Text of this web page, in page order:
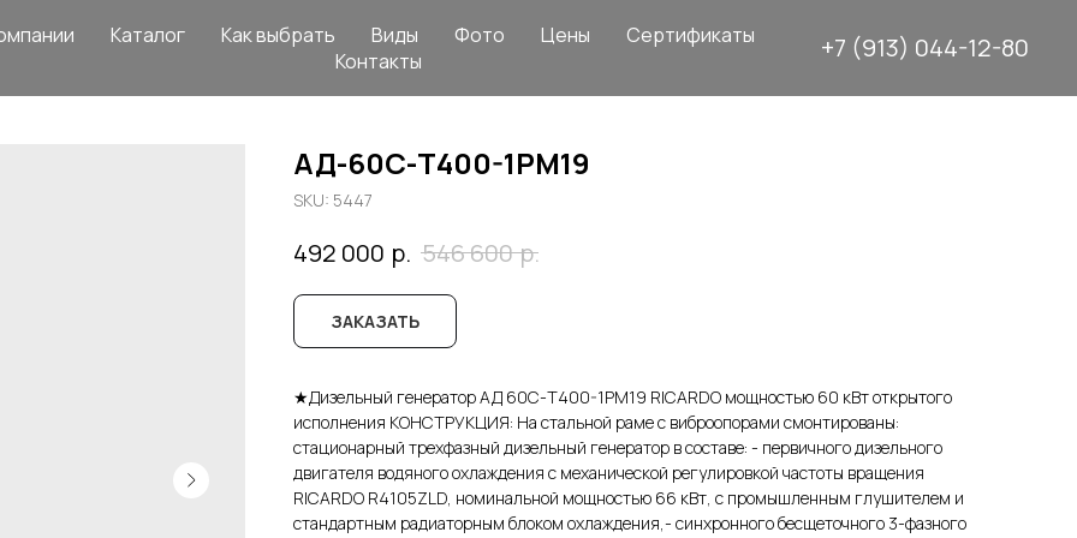
Каталог Как выбрать Виды Фото Цены
Сертификаты
Контакты
+7 (913) 044-12-80
АД-60С-Т400-1РМ19
SKU: 5447
492 000 р. 546 600 р.
ЗАКАЗАТЬ
★Дизельный генератор АД 60С-Т400-1РМ19 RICARDO мощностью 60 кВт открытого
исполнения КОНСТРУКЦИЯ: На стальной раме с виброопорами смонтированы:
стационарный трехфазный дизельный генератор в составе: - первичного дизельного
двигателя водяного охлаждения с механической регулировкой частоты вращения
RICARDO R4105ZLD, номинальной мощностью 66 кВт, с промышленным глушителем и
стандартным радиаторным блоком охлаждения,- синхронного бесщеточного 3-фазного